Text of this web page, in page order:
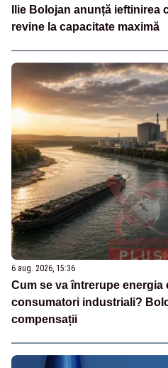
Ilie Bolojan anunță
revine la capacitate maximă
6 aug. 2026, 15:36
Cum se va întrerupe energia
consumatori industriali?
compensații